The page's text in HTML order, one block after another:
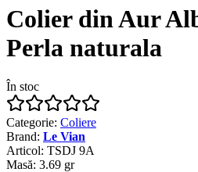
Colier din Aur
Perla naturala
În stoc
Categorie: Coliere
Brand: Le Vian
Articol: TSDJ 9A
Masă: 3.69 gr